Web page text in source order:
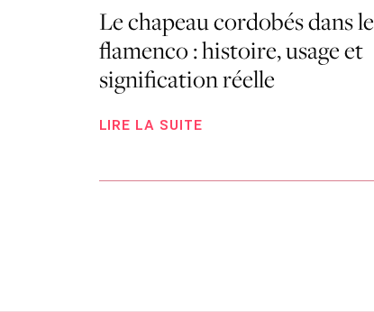
Le chapeau cordobés dans le
flamenco : histoire, usage et
signification réelle
LIRE LA SUITE